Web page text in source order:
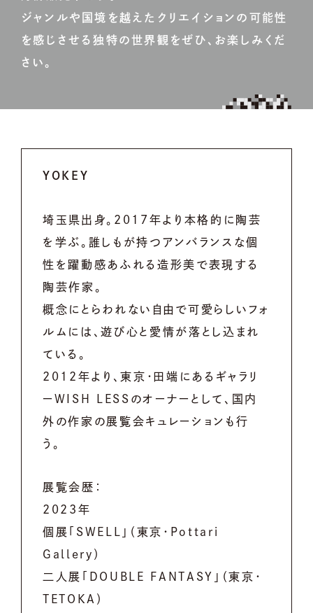
ジャンルや国境を越えたクリエイションの可能性
を感じさせる独特の世界観をぜひ、お楽しみくだ
さい。
YOKEY
埼玉県出身。2017年より本格的に陶芸
を学ぶ。誰しもが持つアンバランスな個
性を躍動感あふれる造形美で表現する
陶芸作家。
概念にとらわれない自由で可愛らしいフォ
ルムには、遊び心と愛情が落とし込まれ
ている。
2012年より、東京・田端にあるギャラリ
ーWISH LESSのオーナーとして、国内
外の作家の展覧会キュレーションも行
う。
展覧会歴：
2023年
個展「SWELL」（東京・Pottari
Gallery）
二人展「DOUBLE FANTASY」（東京・
TETOKA）